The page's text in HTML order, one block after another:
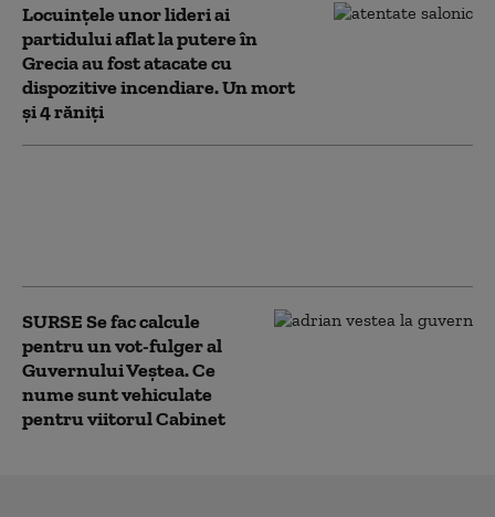
Locuințele unor lideri ai
partidului aflat la putere în
Grecia au fost atacate cu
dispozitive incendiare. Un mort
și 4 răniţi
SURSE Se fac calcule
pentru un vot-fulger al
Guvernului Veștea. Ce
nume sunt vehiculate
pentru viitorul Cabinet